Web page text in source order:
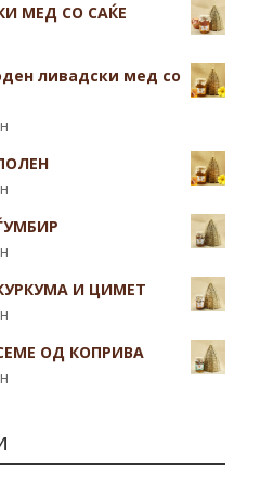
МЕД СО САЌЕ
ливадски мед со
И ЦИМЕТ
ОД КОПРИВА